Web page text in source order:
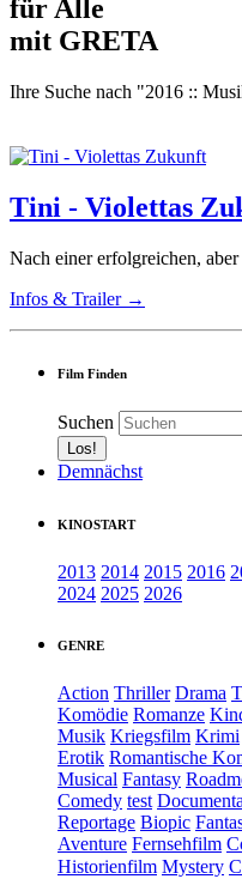
für Alle
mit GRETA
Ihre Suche nach "2016 ::
Tini - Violettas
Nach einer erfolgreichen,
Infos & Trailer →
Film Finden
Suchen
Demnächst
KINOSTART
2013 2014 2015 2016
2024 2025 2026
GENRE
Action Thriller Drama
Komödie Romanze
Musik Kriegsfilm Krimi
Erotik Romantische
Musical Fantasy
Comedy test
Reportage Biopic
Aventure Fernsehfilm
Historienfilm Mystery